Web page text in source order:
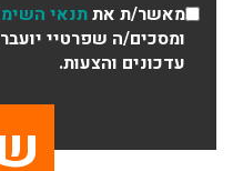
מאשר/ת אתתנאי
ומסכים/ה שפרטיי
עדכונים והצעות.